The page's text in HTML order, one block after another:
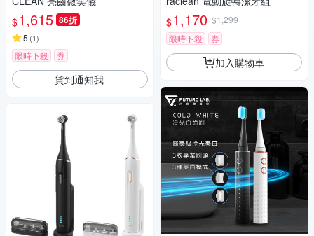
$1,615 86折
5 (1)
限時下殺 券
貨到通知我
$1,170 $1,299
限時下殺
券
加入購物車